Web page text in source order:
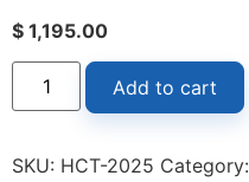
$ 1,195.00
Add to cart
SKU: HCT-2025 Category: